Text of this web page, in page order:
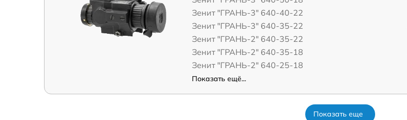
Зенит "ГРАНЬ-3" 640-40-22
Зенит "ГРАНЬ-3" 640-35-22
Зенит "ГРАНЬ-2" 640-35-22
Зенит "ГРАНЬ-2" 640-35-18
Зенит "ГРАНЬ-2" 640-25-18
Показать ещё...
Показать еще